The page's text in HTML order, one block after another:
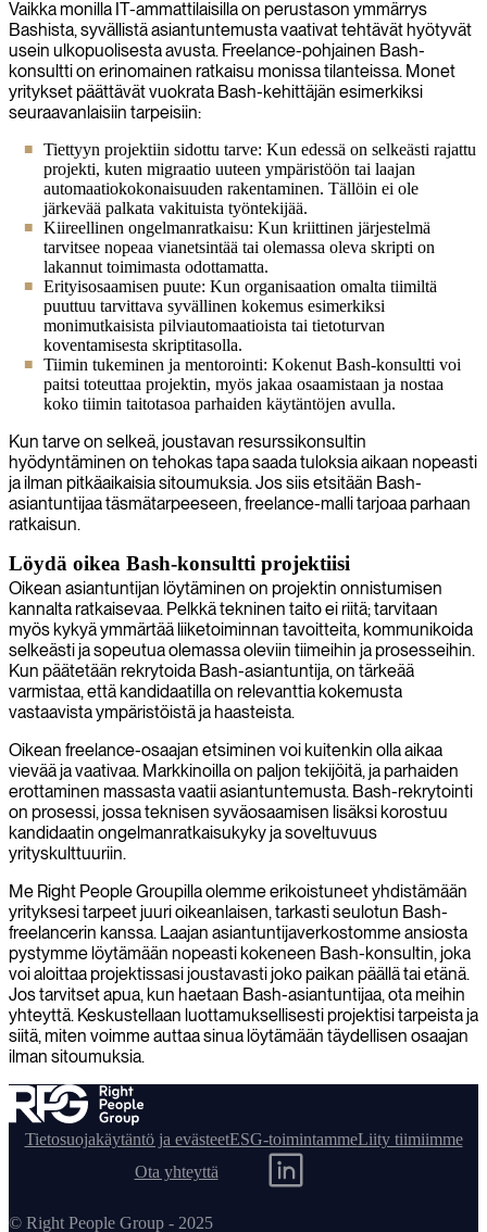
Vaikka monilla IT-ammattilaisilla on perustason ymmärrys
Bashista, syvällistä asiantuntemusta vaativat tehtävät hyötyvät
usein ulkopuolisesta avusta. Freelance-pohjainen Bash-
konsultti on erinomainen ratkaisu monissa tilanteissa. Monet
yritykset päättävät vuokrata Bash-kehittäjän esimerkiksi
seuraavanlaisiin tarpeisiin:
Tiettyyn projektiin sidottu tarve: Kun edessä on selkeästi rajattu
projekti, kuten migraatio uuteen ympäristöön tai laajan
automaatiokokonaisuuden rakentaminen. Tällöin ei ole
järkevää palkata vakituista työntekijää.
Kiireellinen ongelmanratkaisu: Kun kriittinen järjestelmä
tarvitsee nopeaa vianetsintää tai olemassa oleva skripti on
lakannut toimimasta odottamatta.
Erityisosaamisen puute: Kun organisaation omalta tiimiltä
puuttuu tarvittava syvällinen kokemus esimerkiksi
monimutkaisista pilviautomaatioista tai tietoturvan
koventamisesta skriptitasolla.
Tiimin tukeminen ja mentorointi: Kokenut Bash-konsultti voi
paitsi toteuttaa projektin, myös jakaa osaamistaan ja nostaa
koko tiimin taitotasoa parhaiden käytäntöjen avulla.
Kun tarve on selkeä, joustavan resurssikonsultin
hyödyntäminen on tehokas tapa saada tuloksia aikaan nopeasti
ja ilman pitkäaikaisia sitoumuksia. Jos siis etsitään Bash-
asiantuntijaa täsmätarpeeseen, freelance-malli tarjoaa parhaan
ratkaisun.
Löydä oikea Bash-konsultti projektiisi
Oikean asiantuntijan löytäminen on projektin onnistumisen
kannalta ratkaisevaa. Pelkkä tekninen taito ei riitä; tarvitaan
myös kykyä ymmärtää liiketoiminnan tavoitteita, kommunikoida
selkeästi ja sopeutua olemassa oleviin tiimeihin ja prosesseihin.
Kun päätetään rekrytoida Bash-asiantuntija, on tärkeää
varmistaa, että kandidaatilla on relevanttia kokemusta
vastaavista ympäristöistä ja haasteista.
Oikean freelance-osaajan etsiminen voi kuitenkin olla aikaa
vievää ja vaativaa. Markkinoilla on paljon tekijöitä, ja parhaiden
erottaminen massasta vaatii asiantuntemusta. Bash-rekrytointi
on prosessi, jossa teknisen syväosaamisen lisäksi korostuu
kandidaatin ongelmanratkaisukyky ja soveltuvuus
yrityskulttuuriin.
Me Right People Groupilla olemme erikoistuneet yhdistämään
yrityksesi tarpeet juuri oikeanlaisen, tarkasti seulotun Bash-
freelancerin kanssa. Laajan asiantuntijaverkostomme ansiosta
pystymme löytämään nopeasti kokeneen Bash-konsultin, joka
voi aloittaa projektissasi joustavasti joko paikan päällä tai etänä.
Jos tarvitset apua, kun haetaan Bash-asiantuntijaa, ota meihin
yhteyttä. Keskustellaan luottamuksellisesti projektisi tarpeista ja
siitä, miten voimme auttaa sinua löytämään täydellisen osaajan
ilman sitoumuksia.
Tietosuojakäytäntö ja evästeetESG-toimintammeLiity tiimiimme
Ota yhteyttä
© Right People Group - 2025